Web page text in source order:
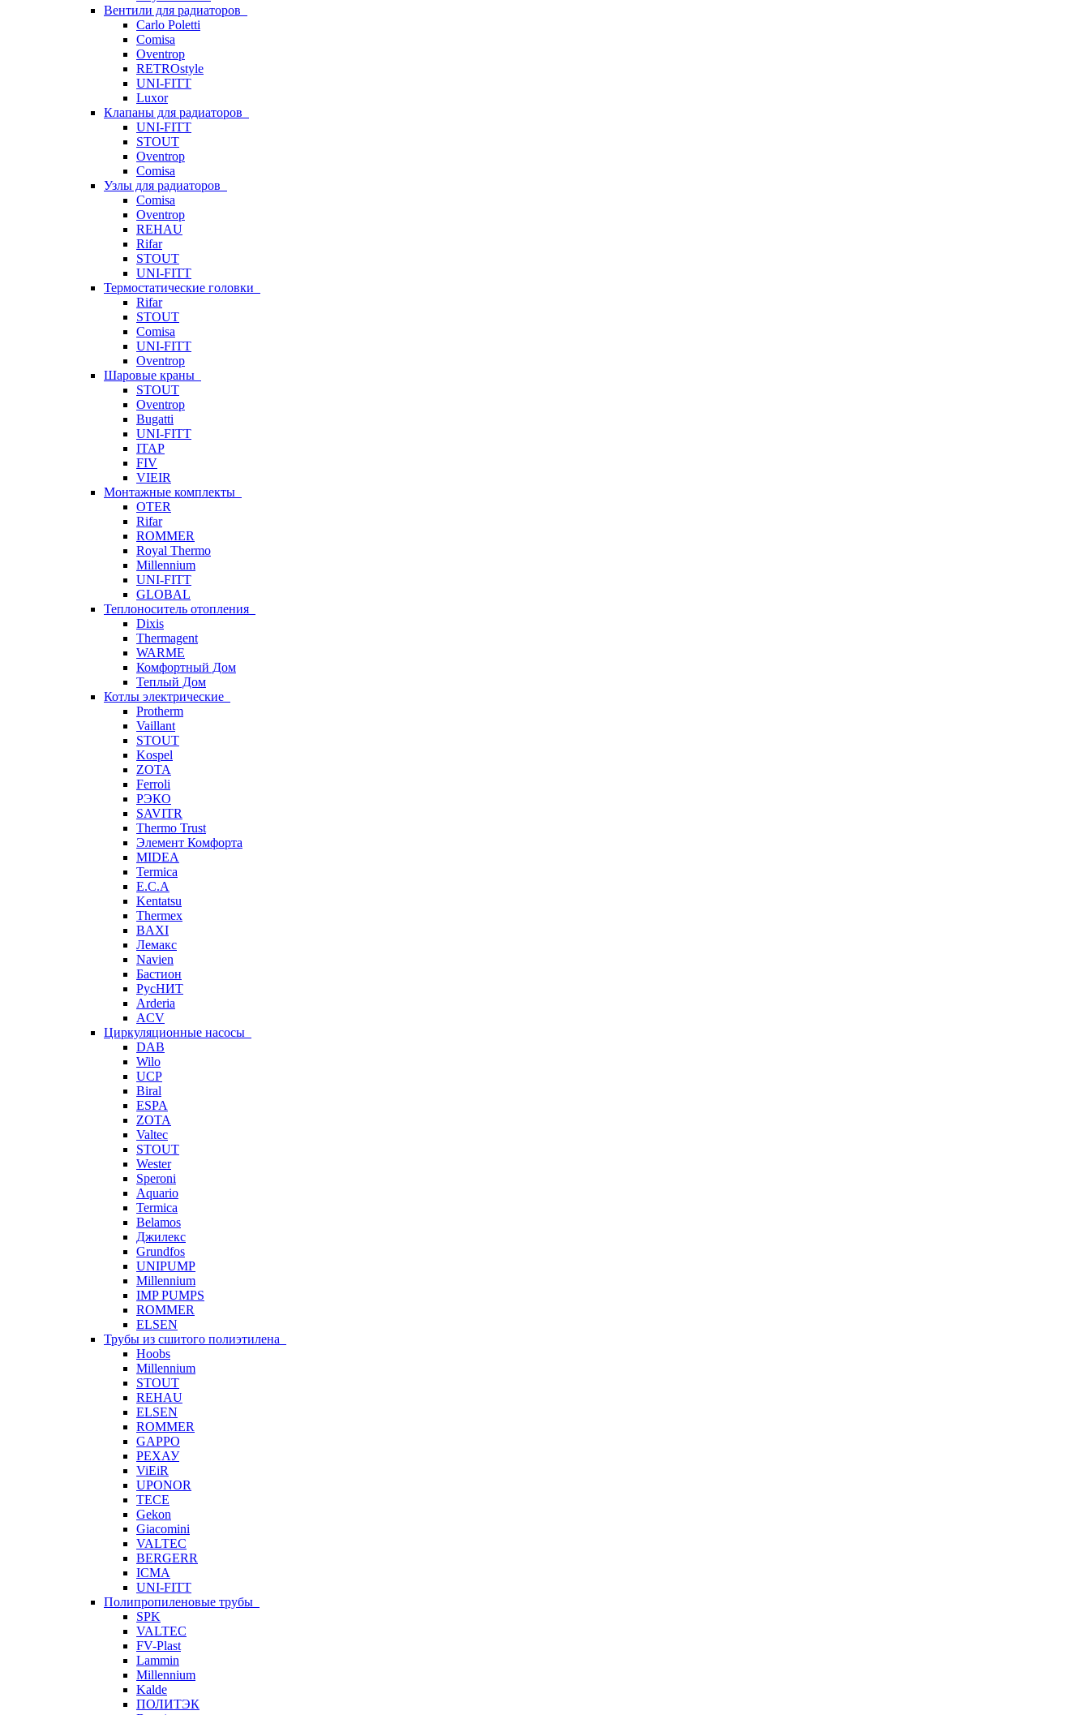
Вентили для радиаторов
Carlo Poletti
Comisa
Oventrop
RETROstyle
UNI-FITT
Luxor
Клапаны для радиаторов
UNI-FITT
STOUT
Oventrop
Comisa
Узлы для радиаторов
Comisa
Oventrop
REHAU
Rifar
STOUT
UNI-FITT
Термостатические головки
Rifar
STOUT
Comisa
UNI-FITT
Oventrop
Шаровые краны
STOUT
Oventrop
Bugatti
UNI-FITT
ITAP
FIV
VIEIR
Монтажные комплекты
OTER
Rifar
ROMMER
Royal Thermo
Millennium
UNI-FITT
GLOBAL
Теплоноситель отопления
Dixis
Thermagent
WARME
Комфортный Дом
Теплый Дом
Котлы электрические
Protherm
Vaillant
STOUT
Kospel
ZOTA
Ferroli
РЭКО
SAVITR
Thermo Trust
Элемент Комфорта
MIDEA
Termica
E.C.A
Kentatsu
Thermex
BAXI
Лемакс
Navien
Бастион
РусНИТ
Arderia
ACV
Циркуляционные насосы
DAB
Wilo
UCP
Biral
ESPA
ZOTA
Valtec
STOUT
Wester
Speroni
Aquario
Termica
Belamos
Джилекс
Grundfos
UNIPUMP
Millennium
IMP PUMPS
ROMMER
ELSEN
Трубы из сшитого полиэтилена
Hoobs
Millennium
STOUT
REHAU
ELSEN
ROMMER
GAPPO
РЕХАУ
ViEiR
UPONOR
TECE
Gekon
Giacomini
VALTEC
BERGERR
ICMA
UNI-FITT
Полипропиленовые трубы
SPK
VALTEC
FV-Plast
Lammin
Millennium
Kalde
ПОЛИТЭК